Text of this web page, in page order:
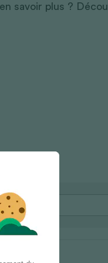
savoir plus ?